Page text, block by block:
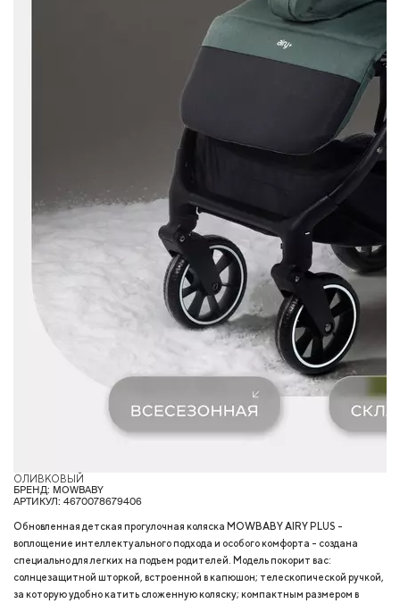
ОЛИВКОВЫЙ
БРЕНД: MOWBABY
АРТИКУЛ: 4670078679406
Обновленная детская прогулочная коляска MOWBABY AIRY PLUS -
воплощение интеллектуального подхода и особого комфорта - создана
специально для легких на подъем родителей. Модель покорит вас:
солнцезащитной шторкой, встроенной в капюшон; телескопической ручкой,
за которую удобно катить сложенную коляску; компактным размером в